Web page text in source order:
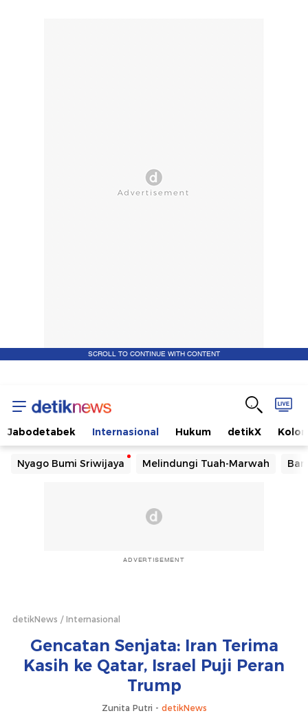
SCROLL TO CONTINUE WITH CONTENT
Jabodetabek Internasional Hukum detikX
Nyago Bumi Sriwijaya Melindungi Tuah-Marwah
ADVERTISEMENT
detikNews Internasional
Gencatan Senjata: Iran Terima
Kasih ke Qatar, Israel Puji Peran
Trump
Zunita Putri - detikNews